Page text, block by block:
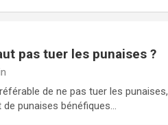
pas tuer les punaises ?
de ne pas tuer les punaises,
de punaises bénéfiques…